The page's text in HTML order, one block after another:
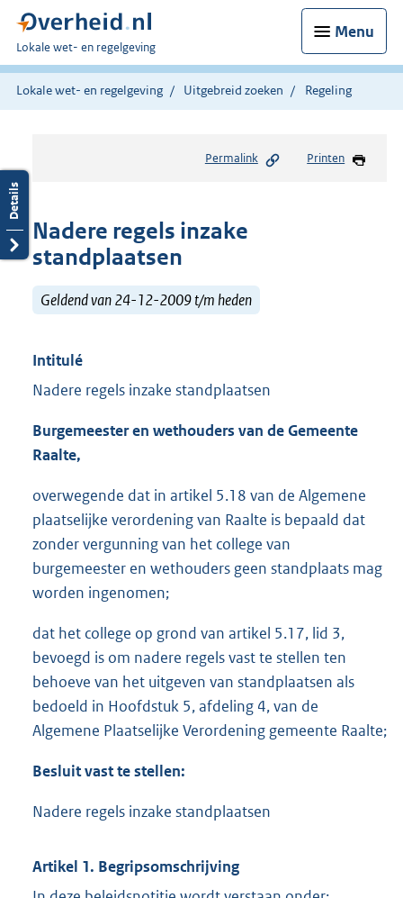
Menu
U
bent
hier:
Lokale wet- en regelgeving
Lokale wet- en regelgeving Uitgebreid zoeken Regeling
Permalink Printen
Nadere regels inzake
standplaatsen
Geldend van 24-12-2009 t/m heden
Intitulé
Nadere regels inzake standplaatsen
Burgemeester en wethouders van de Gemeente
Raalte,
overwegende dat in artikel 5.18 van de Algemene
plaatselijke verordening van Raalte is bepaald dat
zonder vergunning van het college van
burgemeester en wethouders geen standplaats mag
worden ingenomen;
dat het college op grond van artikel 5.17, lid 3,
bevoegd is om nadere regels vast te stellen ten
behoeve van het uitgeven van standplaatsen als
bedoeld in Hoofdstuk 5, afdeling 4, van de
Algemene Plaatselijke Verordening gemeente Raalte;
Besluit vast te stellen:
Nadere regels inzake standplaatsen
Artikel 1. Begripsomschrijving